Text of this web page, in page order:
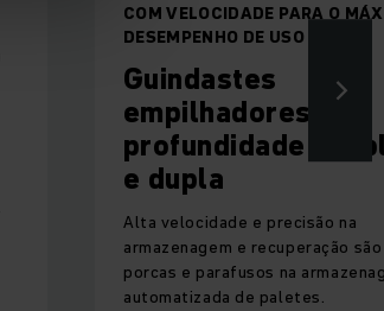
COM VELOCIDADE PARA O MÁXIMO
DESEMPENHO DE USO
Guindastes
empilhadores de
profundidade simples
Alta velocidade e precisão na
armazenagem e recuperação são as
porcas e parafusos na armazenagem
automatizada de paletes.